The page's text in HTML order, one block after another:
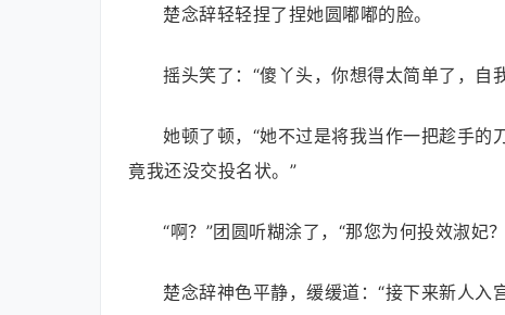
楚念辞轻轻捏了捏她圆嘟嘟的脸。
摇头笑了：“傻丫头，你想得太简单了，
她顿了顿，“她不过是将我当作一把趁手
竟我还没交投名状。”
“啊？”团圆听糊涂了，“那您为何投效淑妃
楚念辞神色平静，缓缓道：“接下来新人